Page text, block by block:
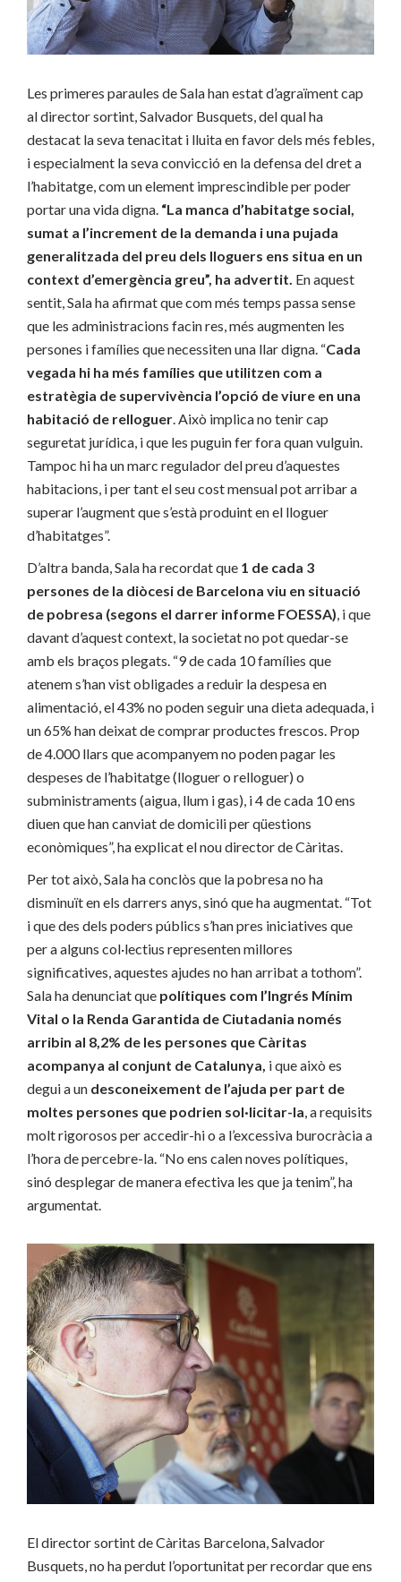
Les primeres paraules de Sala han estat d’agraïment cap
al director sortint, Salvador Busquets, del qual ha
destacat la seva tenacitat i lluita en favor dels més febles,
i especialment la seva convicció en la defensa del dret a
l’habitatge, com un element imprescindible per poder
portar una vida digna. “La manca d’habitatge social,
sumat a l’increment de la demanda i una pujada
generalitzada del preu dels lloguers ens situa en un
context d’emergència greu”, ha advertit. En aquest
sentit, Sala ha afirmat que com més temps passa sense
que les administracions facin res, més augmenten les
persones i famílies que necessiten una llar digna. “Cada
vegada hi ha més famílies que utilitzen com a
estratègia de supervivència l’opció de viure en una
habitació de relloguer. Això implica no tenir cap
seguretat jurídica, i que les puguin fer fora quan vulguin.
Tampoc hi ha un marc regulador del preu d’aquestes
habitacions, i per tant el seu cost mensual pot arribar a
superar l’augment que s’està produint en el lloguer
d’habitatges”.
D’altra banda, Sala ha recordat que 1 de cada 3
persones de la diòcesi de Barcelona viu en situació
de pobresa (segons el darrer informe FOESSA), i que
davant d’aquest context, la societat no pot quedar-se
amb els braços plegats. “9 de cada 10 famílies que
atenem s’han vist obligades a reduir la despesa en
alimentació, el 43% no poden seguir una dieta adequada, i
un 65% han deixat de comprar productes frescos. Prop
de 4.000 llars que acompanyem no poden pagar les
despeses de l’habitatge (lloguer o relloguer) o
subministraments (aigua, llum i gas), i 4 de cada 10 ens
diuen que han canviat de domicili per qüestions
econòmiques”, ha explicat el nou director de Càritas.
Per tot això, Sala ha conclòs que la pobresa no ha
disminuït en els darrers anys, sinó que ha augmentat. “Tot
i que des dels poders públics s’han pres iniciatives que
per a alguns col·lectius representen millores
significatives, aquestes ajudes no han arribat a tothom”.
Sala ha denunciat que polítiques com l’Ingrés Mínim
Vital o la Renda Garantida de Ciutadania només
arribin al 8,2% de les persones que Càritas
acompanya al conjunt de Catalunya, i que això es
degui a un desconeixement de l’ajuda per part de
moltes persones que podrien sol·licitar-la, a requisits
molt rigorosos per accedir-hi o a l’excessiva burocràcia a
l’hora de percebre-la. “No ens calen noves polítiques,
sinó desplegar de manera efectiva les que ja tenim”, ha
argumentat.
El director sortint de Càritas Barcelona, Salvador
Busquets, no ha perdut l’oportunitat per recordar que ens